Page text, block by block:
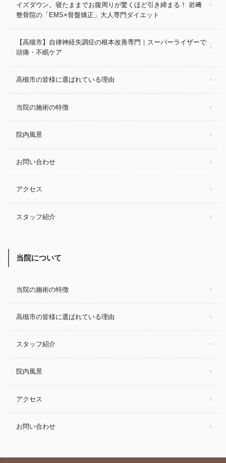
イズダウン。寝たままでお腹周りが驚くほど引き締まる！ 岩﨑
整骨院の「EMS×骨盤矯正」大人専門ダイエット
【高槻市】自律神経失調症の根本改善専門｜スーパーライザーで
頭痛・不眠ケア
高槻市の皆様に選ばれている理由
当院の施術の特徴
院内風景
お問い合わせ
アクセス
スタッフ紹介
当院について
当院の施術の特徴
高槻市の皆様に選ばれている理由
スタッフ紹介
院内風景
アクセス
お問い合わせ